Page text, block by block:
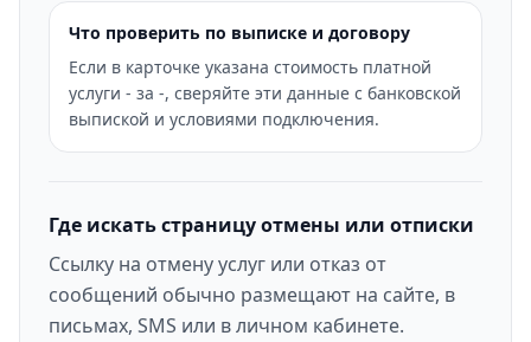
Что проверить по выписке и договору
Если в карточке указана стоимость платной
услуги - за -, сверяйте эти данные с банковской
выпиской и условиями подключения.
Где искать страницу отмены или отписки
Ссылку на отмену услуг или отказ от
сообщений обычно размещают на сайте, в
письмах, SMS или в личном кабинете.